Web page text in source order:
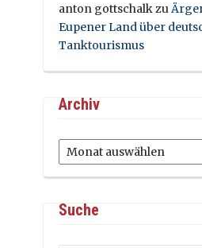
anton gottschalkzu
Eupener Land über
Tanktourismus
Archiv
Archiv
Suche